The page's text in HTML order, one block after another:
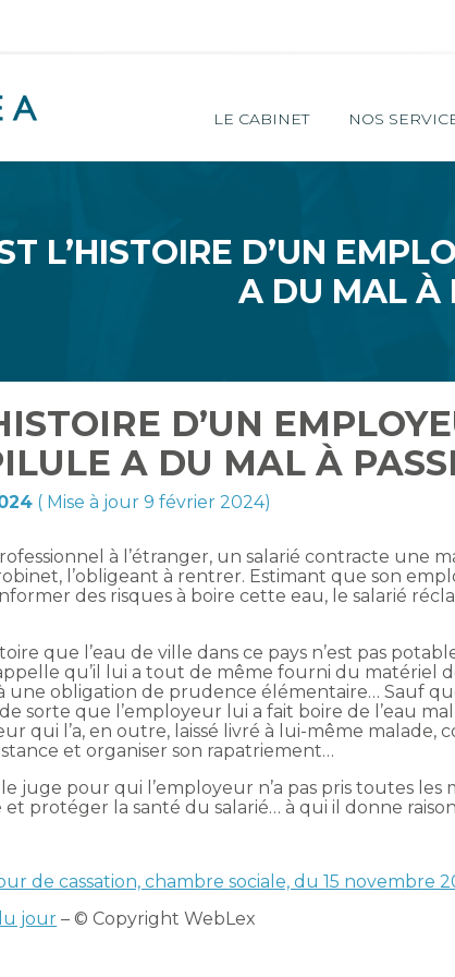
Principal
LE CABINET NOS
L’HISTOIRE D’UN
A DU MAL À
D’UN
A DU MAL À
( Mise à jour 9 février 2024)
à l’étranger, un salarié contracte une
l’obligeant à rentrer. Estimant que son
des risques à boire cette eau, le salarié
que l’eau de ville dans ce pays n’est pas
qu’il lui a tout de même fourni du matériel
une obligation de prudence élémentaire… Sauf
sorte que l’employeur lui a fait boire de l’eau
qui l’a, en outre, laissé livré à lui-même malade,
et organiser son rapatriement…
juge pour qui l’employeur n’a pas pris toutes les
protéger la santé du salarié… à qui il donne
de cassation, chambre sociale, du 15 novembre
jour – © Copyright WebLex